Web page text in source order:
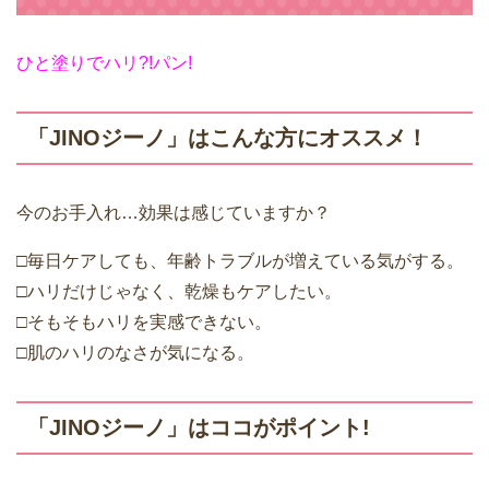
ひと塗りでハリ?!パン!
「JINOジーノ」はこんな方にオススメ！
今のお手入れ…効果は感じていますか？
□毎日ケアしても、年齢トラブルが増えている気がする。
□ハリだけじゃなく、乾燥もケアしたい。
□そもそもハリを実感できない。
□肌のハリのなさが気になる。
「JINOジーノ」はココがポイント!